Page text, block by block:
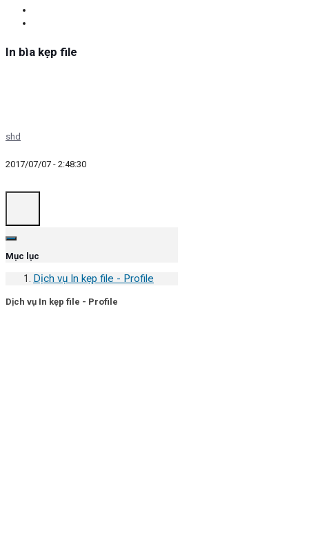
In bìa kẹp file
shd
2017/07/07 - 2:48:30
Mục lục
Dịch vụ In kẹp file - Profile
Dịch vụ In kẹp file - Profile